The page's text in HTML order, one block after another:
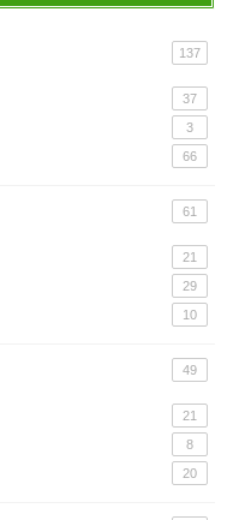
137
37
3
66
61
21
29
10
49
21
8
20